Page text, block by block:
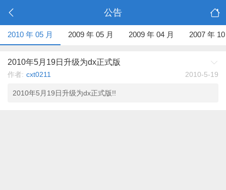
公告
2010 年 05 月 2009 年 05 月 2009 年 04 月 2007 年
2010年5月19日升级为dx正式版
2010-5-19
作者: cxt0211
2010年5月19日升级为dx正式版!!